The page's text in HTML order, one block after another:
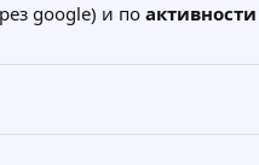
google) и по